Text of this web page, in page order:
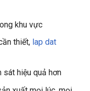
khu vực
thiết, lap dat
sát hiệu quả hơn